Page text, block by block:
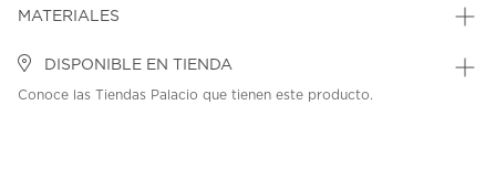
MATERIALES
DISPONIBLE EN TIENDA
Conoce las Tiendas Palacio que tienen este producto.